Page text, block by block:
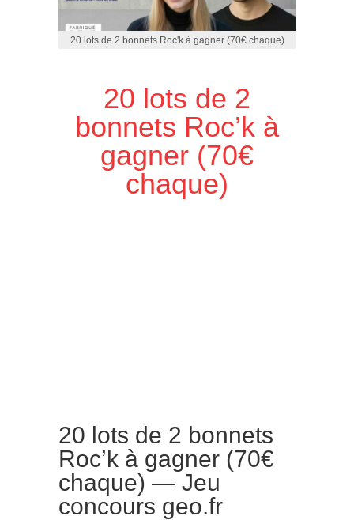
20 lots de 2 bonnets Roc'k à gagner (70€ chaque)
20 lots de 2
bonnets Roc’k à
gagner (70€
chaque)
20 lots de 2 bonnets
Roc’k à gagner (70€
chaque) — Jeu
concours geo.fr